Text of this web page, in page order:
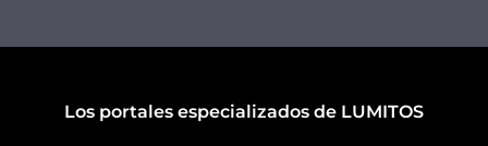
Los portales especializados de LUMITOS